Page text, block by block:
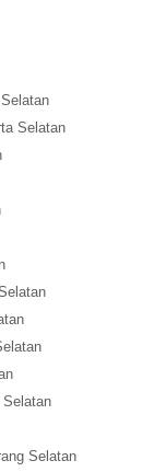
Selatan
Selatan
Selatan